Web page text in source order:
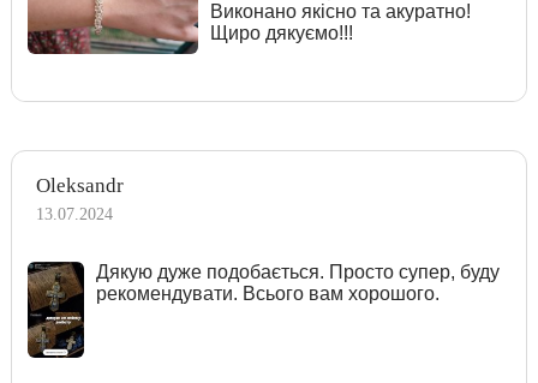
Виконано якісно та акуратно!
Щиро дякуємо!!!
Oleksandr
13.07.2024
Дякую дуже подобається. Просто супер, буду
рекомендувати. Всього вам хорошого.